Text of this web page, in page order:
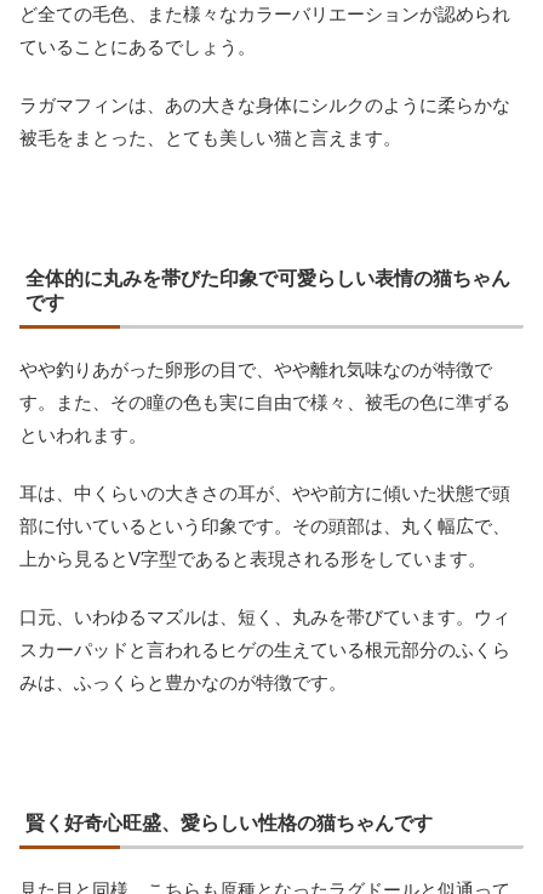
ど全ての毛色、また様々なカラーバリエーションが認められ
ていることにあるでしょう。
ラガマフィンは、あの大きな身体にシルクのように柔らかな
被毛をまとった、とても美しい猫と言えます。
全体的に丸みを帯びた印象で可愛らしい表情の猫ちゃん
です
やや釣りあがった卵形の目で、やや離れ気味なのが特徴で
す。また、その瞳の色も実に自由で様々、被毛の色に準ずる
といわれます。
耳は、中くらいの大きさの耳が、やや前方に傾いた状態で頭
部に付いているという印象です。その頭部は、丸く幅広で、
上から見るとV字型であると表現される形をしています。
口元、いわゆるマズルは、短く、丸みを帯びています。ウィ
スカーパッドと言われるヒゲの生えている根元部分のふくら
みは、ふっくらと豊かなのが特徴です。
賢く好奇心旺盛、愛らしい性格の猫ちゃんです